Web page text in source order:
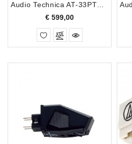
Audio Technica AT-33PTG/II Moving Coil Element/Cartridge
€ 599,00Prijs